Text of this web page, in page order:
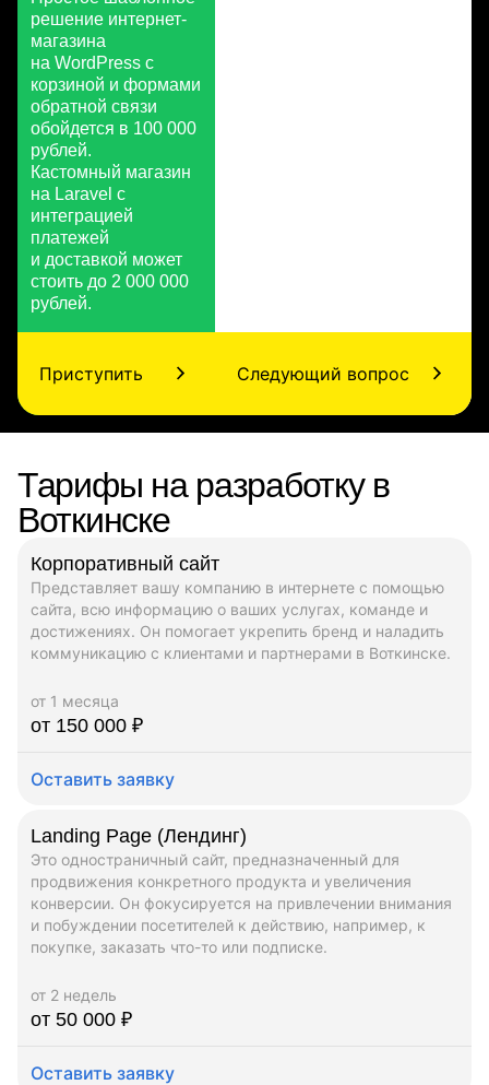
решение интернет-
магазина
на WordPress с
корзиной и формами
обратной связи
обойдется в 100 000
рублей.
Кастомный магазин
на Laravel с
интеграцией
платежей
и доставкой может
стоить до 2 000 000
рублей.
Приступить Следующий вопрос
Тарифы на разработку в
Воткинске
Корпоративный сайт
Представляет вашу компанию в интернете с помощью
сайта, всю информацию о ваших услугах, команде и
достижениях. Он помогает укрепить бренд и наладить
коммуникацию с клиентами и партнерами в Воткинске.
от 1 месяца
от 150 000 ₽
Оставить заявку
Landing Page (Лендинг)
Это одностраничный сайт, предназначенный для
продвижения конкретного продукта и увеличения
конверсии. Он фокусируется на привлечении внимания
и побуждении посетителей к действию, например, к
покупке, заказать что-то или подписке.
от 2 недель
от 50 000 ₽
Оставить заявку